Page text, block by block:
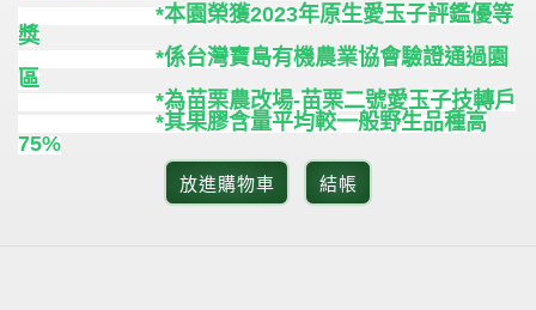
*本園榮獲2023年原生愛玉子評鑑優等
獎
*係台灣寶島有機農業協會驗證通過園
區
*為苗栗農改場-苗栗二號愛玉子技轉戶
*其果膠含量平均較一般野生品種高
75%